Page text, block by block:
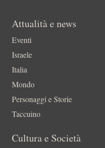
Attualità e news
Eventi
Israele
Italia
Mondo
Personaggi e Storie
Taccuino
Cultura e Società